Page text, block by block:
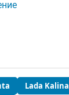
Lada Kalina